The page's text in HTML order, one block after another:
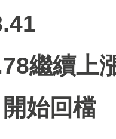
繼續上
始回檔